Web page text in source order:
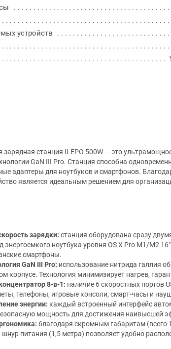
устройств
зарядная станция ILEPO 500W — это
GaN III Pro. Станция способна
адаптеры для ноутбуков и смартфонов.
является идеальным решением для
зарядки: станция оборудована сразу
энергоемкого ноутбука уровня OS X Pro M1/M2
смартфоны.
GaN III Pro: использование нитрида галлия
корпусе. Технология минимизирует нагрев,
8-в-1: наличие 6 скоростных портов
телефоны, игровые консоли, смарт-часы и
энергии: каждый встроенный интерфейс
мощность для достижения наивысшей
благодаря скромным габаритам
питания (1,5 метра) позволяет удобно